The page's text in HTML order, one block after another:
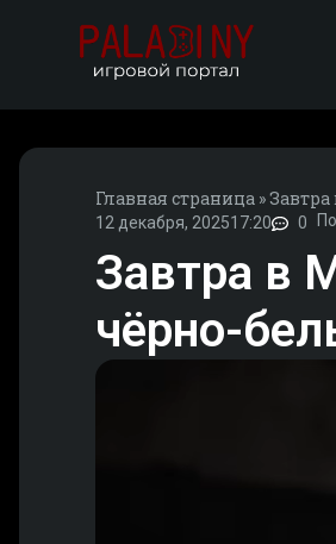
Главная страница »
12 декабря, 202517:20 0
Завтра в
чёрно-